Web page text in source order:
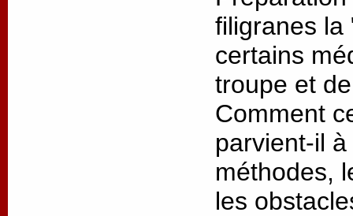
filigranes la
certains
troupe et
Comment
parvient-il
méthodes,
les